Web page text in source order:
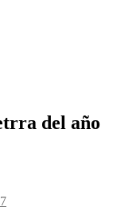
del año